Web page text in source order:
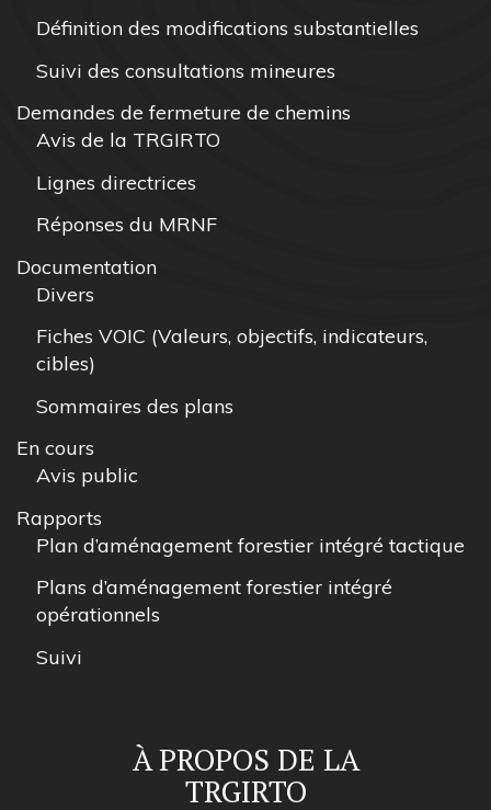
Définition des modifications substantielles
Suivi des consultations mineures
Demandes de fermeture de chemins
Avis de la TRGIRTO
Lignes directrices
Réponses du MRNF
Documentation
Divers
Fiches VOIC (Valeurs, objectifs, indicateurs,
cibles)
Sommaires des plans
En cours
Avis public
Rapports
Plan d’aménagement forestier intégré tactique
Plans d’aménagement forestier intégré
opérationnels
Suivi
À PROPOS DE LA
TRGIRTO